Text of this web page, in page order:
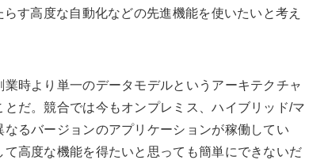
す高度な自動化などの先進機能を使いたいと考え
時より単一のデータモデルというアーキテクチャ
だ。競合では今もオンプレミス、ハイブリッド/マ
るバージョンのアプリケーションが稼働してい
高度な機能を得たいと思っても簡単にできないだ